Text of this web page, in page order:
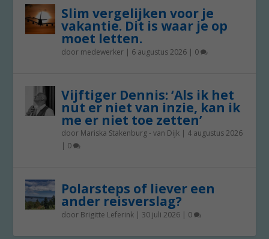
Slim vergelijken voor je
vakantie. Dit is waar je op
moet letten.
door medewerker | 6 augustus 2026 | 0
Vijftiger Dennis: ‘Als ik het
nut er niet van inzie, kan ik
me er niet toe zetten’
door Mariska Stakenburg - van Dijk | 4 augustus 2026
| 0
Polarsteps of liever een
ander reisverslag?
door Brigitte Leferink | 30 juli 2026 | 0